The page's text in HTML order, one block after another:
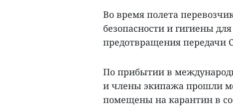
Во время полета
безопасности и гигиены
предотвращения передачи
По прибытии в
и члены экипажа прошли
помещены на карантин в